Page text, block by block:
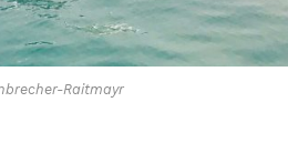
Raitmayr